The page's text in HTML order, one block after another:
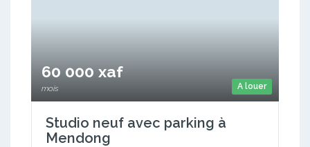
A louer
60 000 xaf
mois
Studio neuf avec parking à
Mendong